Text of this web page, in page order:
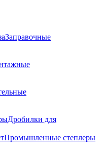
Заправочные
Дробилки для
Промышленные степлеры